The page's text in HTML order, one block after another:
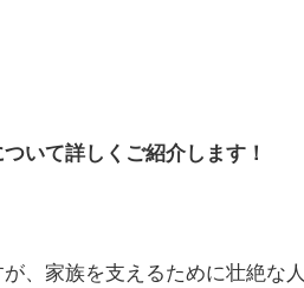
いて詳しくご紹介します！
、家族を支えるために壮絶な人